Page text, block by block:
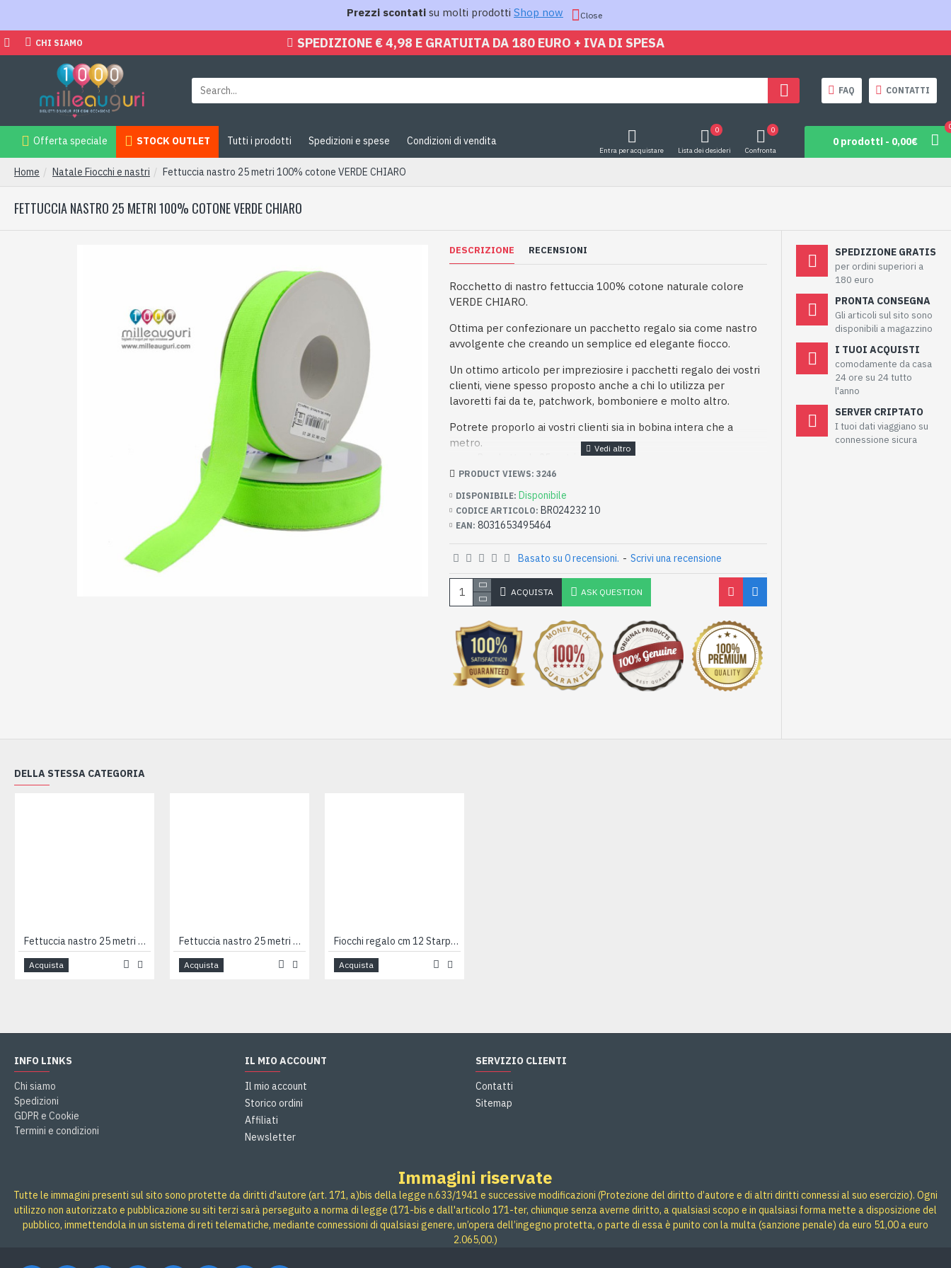
Prezzi scontati su molti prodotti Shop now Close
CHI SIAMO SPEDIZIONE € 4,98 E GRATUITA DA 180 EURO + IVA DI SPESA
FAQ CONTATTI
Offerta speciale STOCK OUTLET Tutti i prodotti Spedizioni e spese Condizioni di vendita
Entra per acquistare Lista dei desideri
0
Confronta
0
0 prodotti - 0,00€
Home Natale Fiocchi e nastri Fettuccia nastro 25 metri 100% cotone VERDE CHIARO
FETTUCCIA NASTRO 25 METRI 100% COTONE VERDE CHIARO
DESCRIZIONE RECENSIONI
Rocchetto di nastro fettuccia 100% cotone naturale colore
VERDE CHIARO.
Ottima per confezionare un pacchetto regalo sia come nastro
avvolgente che creando un semplice ed elegante fiocco.
Un ottimo articolo per impreziosire i pacchetti regalo dei vostri
clienti, viene spesso proposto anche a chi lo utilizza per
lavoretti fai da te, patchwork, bomboniere e molto altro.
Potrete proporlo ai vostri clienti sia in bobina intera che a
metro.
Larghezza della fettuccia 25mm
DISPONIBILE: Disponibile
CODICE ARTICOLO: BR024232 10
EAN: 8031653495464
PRODUCT VIEWS: 3246
Basato su 0 recensioni. - Scrivi una recensione
ACQUISTA ASK QUESTION
SPEDIZIONE GRATIS
per ordini superiori a
180 euro
PRONTA CONSEGNA
Gli articoli sul sito sono
disponibili a magazzino
I TUOI ACQUISTI
comodamente da casa
24 ore su 24 tutto
l'anno
SERVER CRIPTATO
I tuoi dati viaggiano su
connessione sicura
DELLA STESSA CATEGORIA
Fettuccia nastro 25 metri 100% cotone AZZURRO
Acquista
Fettuccia nastro 25 metri 100% cotone TURCHESE
Acquista
Fiocchi regalo cm 12 Starpaper - 20pz
Acquista
INFO LINKS
Chi siamo
Spedizioni
GDPR e Cookie
Termini e condizioni
IL MIO ACCOUNT
Il mio account
Storico ordini
Affiliati
Newsletter
SERVIZIO CLIENTI
Contatti
Sitemap
Immagini riservate
Tutte le immagini presenti sul sito sono protette da diritti d'autore (art. 171, a)bis della legge n.633/1941 e successive modificazioni (Protezione del diritto d’autore e di altri diritti connessi al suo esercizio). Ogni
utilizzo non autorizzato e pubblicazione su siti terzi sarà perseguito a norma di legge (171-bis e dall'articolo 171-ter, chiunque senza averne diritto, a qualsiasi scopo e in qualsiasi forma mette a disposizione del
pubblico, immettendola in un sistema di reti telematiche, mediante connessioni di qualsiasi genere, un’opera dell’ingegno protetta, o parte di essa è punito con la multa (sanzione penale) da euro 51,00 a euro
2.065,00.)